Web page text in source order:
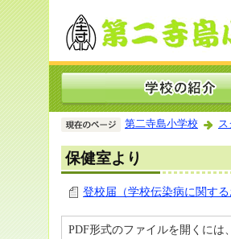
第二寺島小学校 ス
保健室より
登校届（学校伝染病に関する
PDF形式のファイルを開くには